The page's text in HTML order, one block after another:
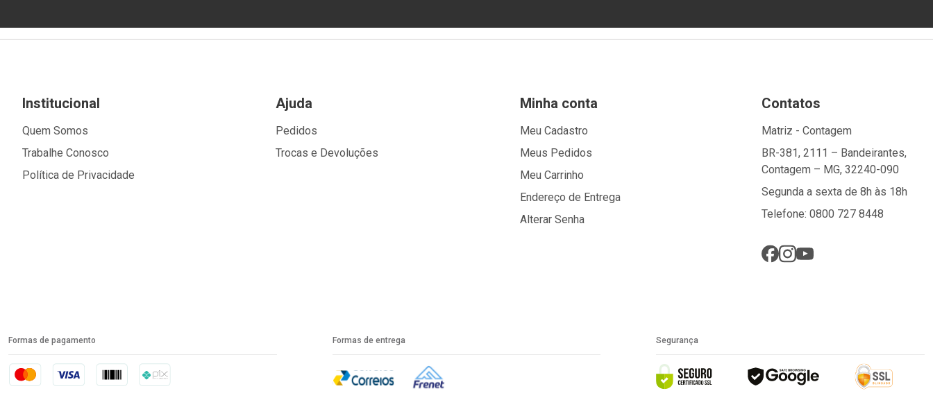
Institucional
Quem Somos
Trabalhe Conosco
Política de Privacidade
Ajuda
Pedidos
Trocas e Devoluções
Minha conta
Meu Cadastro
Meus Pedidos
Meu Carrinho
Endereço de Entrega
Alterar Senha
Contatos
Matriz - Contagem
BR-381, 2111 – Bandeirantes,
Contagem – MG, 32240-090
Segunda a sexta de 8h às 18h
Telefone: 0800 727 8448
Formas de pagamento Formas de entrega Segurança